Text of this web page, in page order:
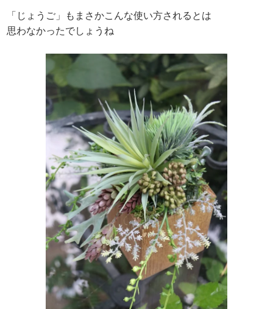
「じょうご」もまさかこんな使い方されるとは
思わなかったでしょうね